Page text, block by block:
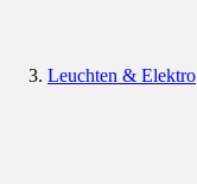
Leuchten & Elektro